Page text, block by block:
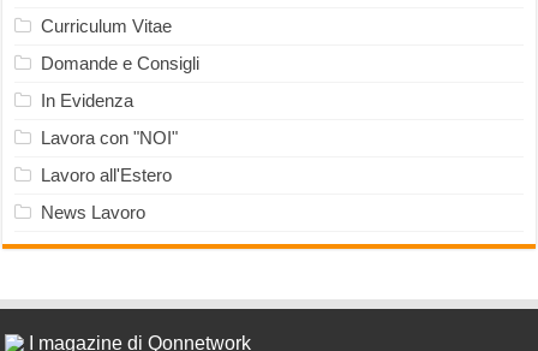
Curriculum Vitae
Domande e Consigli
In Evidenza
Lavora con "NOI"
Lavoro all'Estero
News Lavoro
I magazine di Qonnetwork